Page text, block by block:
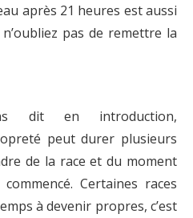
après 21 heures est aussi
pas de remettre la
dit en introduction,
peut durer plusieurs
de la race et du moment
Certaines races
à devenir propres, c’est